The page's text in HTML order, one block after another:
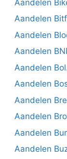
Aandelen
Aandelen
Aandelen
Aandelen
Aandelen
Aandelen
Aandelen
Aandelen
Aandelen
Aandelen